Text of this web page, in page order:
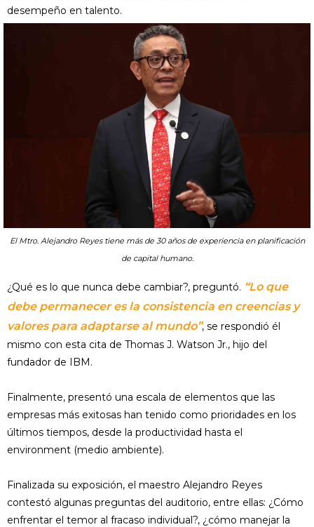
desempeño en talento.
El Mtro. Alejandro Reyes tiene más de 30 años de experiencia en planificación
de capital humano.
¿Qué es lo que nunca debe cambiar?, preguntó. “Lo que
debe permanecer es la consistencia en creencias y
valores para adaptarse al mundo”, se respondió él
mismo con esta cita de Thomas J. Watson Jr., hijo del
fundador de IBM.
Finalmente, presentó una escala de elementos que las
empresas más exitosas han tenido como prioridades en los
últimos tiempos, desde la productividad hasta el
environment (medio ambiente).
Finalizada su exposición, el maestro Alejandro Reyes
contestó algunas preguntas del auditorio, entre ellas: ¿Cómo
enfrentar el temor al fracaso individual?, ¿cómo manejar la